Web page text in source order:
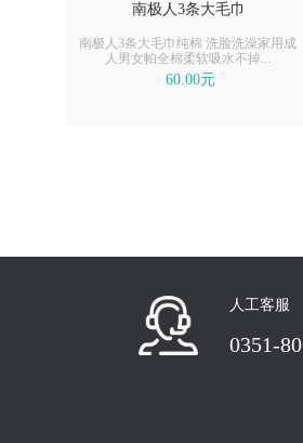
南极人3条大毛巾
南极人3条大毛巾纯棉 洗脸洗澡家用成
人男女帕全棉柔软吸水不掉...
60.00元
人工客服
0351-